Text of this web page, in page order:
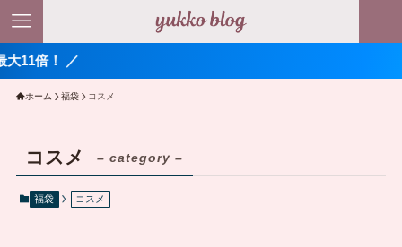
11倍！ ／
ホーム 福袋 コスメ
コスメ – category –
福袋 コスメ